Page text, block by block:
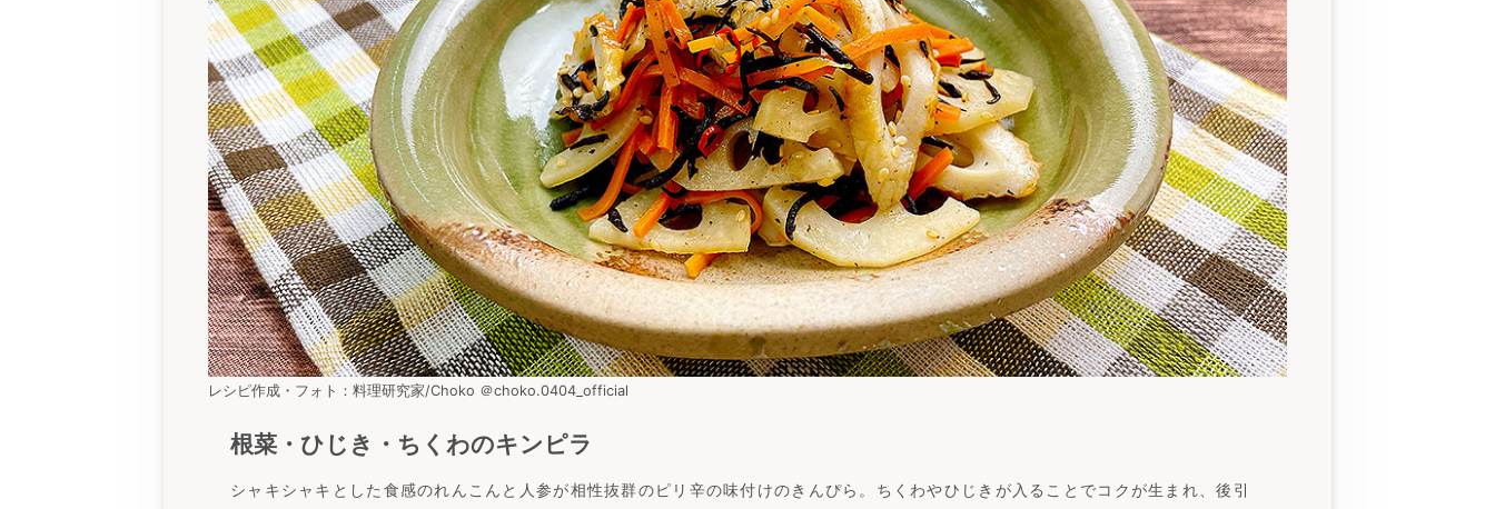
レシピ作成・フォト：料理研究家/Choko ＠choko.0404_official
根菜・ひじき・ちくわのキンピラ
シャキシャキとした食感のれんこんと人参が相性抜群のピリ辛の味付けのきんぴら。ちくわやひじきが入ることでコクが生まれ、後引